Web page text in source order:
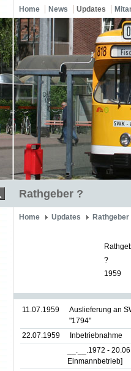
Home News Updates
Rathgeber ?
Home Updates Rathgeber
?
1959
11.07.1959
Auslieferung an
"1794"
22.07.1959
Inbetriebnahme
__.__.1972 -
Einmannbetrieb]